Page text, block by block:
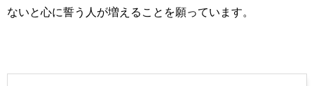
ないと心に誓う人が増えることを願っています。